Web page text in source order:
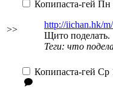
>>
Копипаста-гей Пн
http://iichan.hk/
Щито поделать.
Теги: что
Копипаста-гей Ср